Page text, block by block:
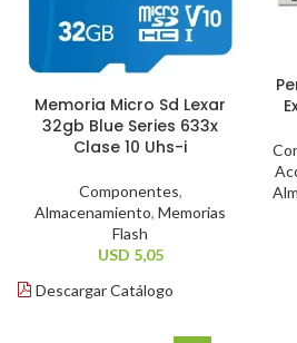
Memoria Micro Sd Lexar
32gb Blue Series 633x
Clase 10 Uhs-i
Componentes,
Almacenamiento, Memorias
Flash
USD 5,05
Descargar Catálogo